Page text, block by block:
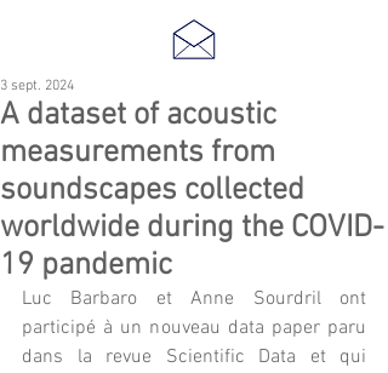
A dataset of acoustic
measurements from
soundscapes collected
worldwide during the COVID-
19 pandemic
3 sept. 2024
Luc Barbaro et Anne Sourdril ont
participé à un nouveau data paper paru
dans la revue Scientific Data et qui